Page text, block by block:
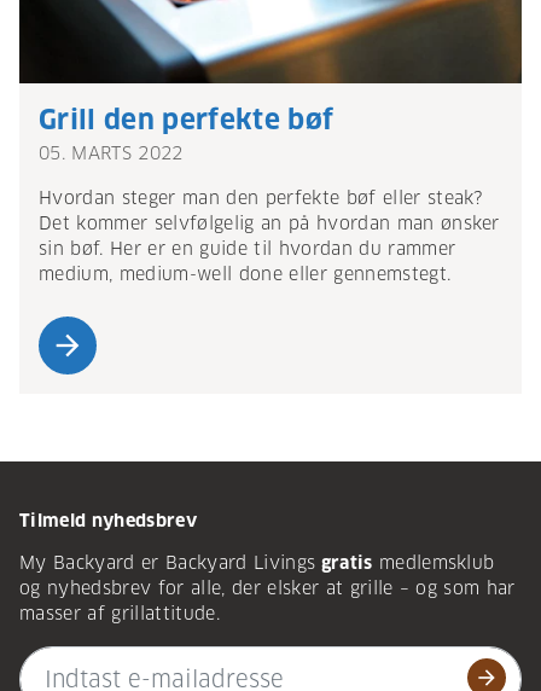
Grill den perfekte bøf
05. MARTS 2022
Hvordan steger man den perfekte bøf eller steak?
Det kommer selvfølgelig an på hvordan man ønsker
sin bøf. Her er en guide til hvordan du rammer
medium, medium-well done eller gennemstegt.
arrow_forward
Tilmeld nyhedsbrev
My Backyard er Backyard Livings gratis medlemsklub
og nyhedsbrev for alle, der elsker at grille – og som har
masser af grillattitude.
arrow_forward